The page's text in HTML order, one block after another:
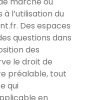
l’utilisation du
. Des espaces
questions dans
des
le droit de
préalable, tout
qui